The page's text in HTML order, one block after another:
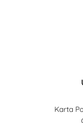
Karta